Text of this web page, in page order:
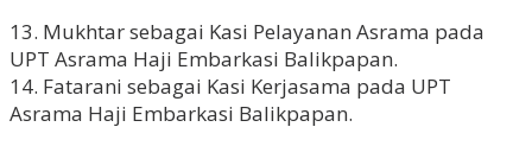
13. Mukhtar sebagai Kasi Pelayanan Asrama pada
UPT Asrama Haji Embarkasi Balikpapan.
14. Fatarani sebagai Kasi Kerjasama pada UPT
Asrama Haji Embarkasi Balikpapan.